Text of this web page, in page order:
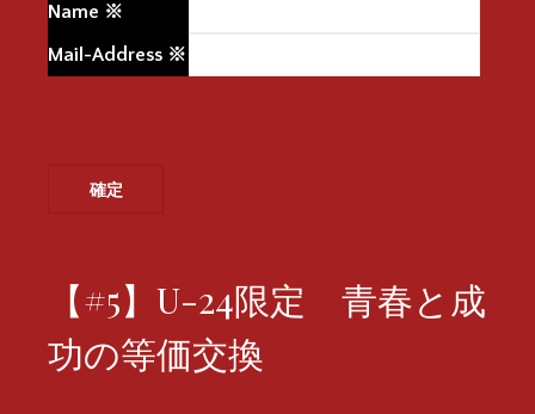
Name ※
Mail-Address ※
【#5】U-24限定 青春と成
功の等価交換